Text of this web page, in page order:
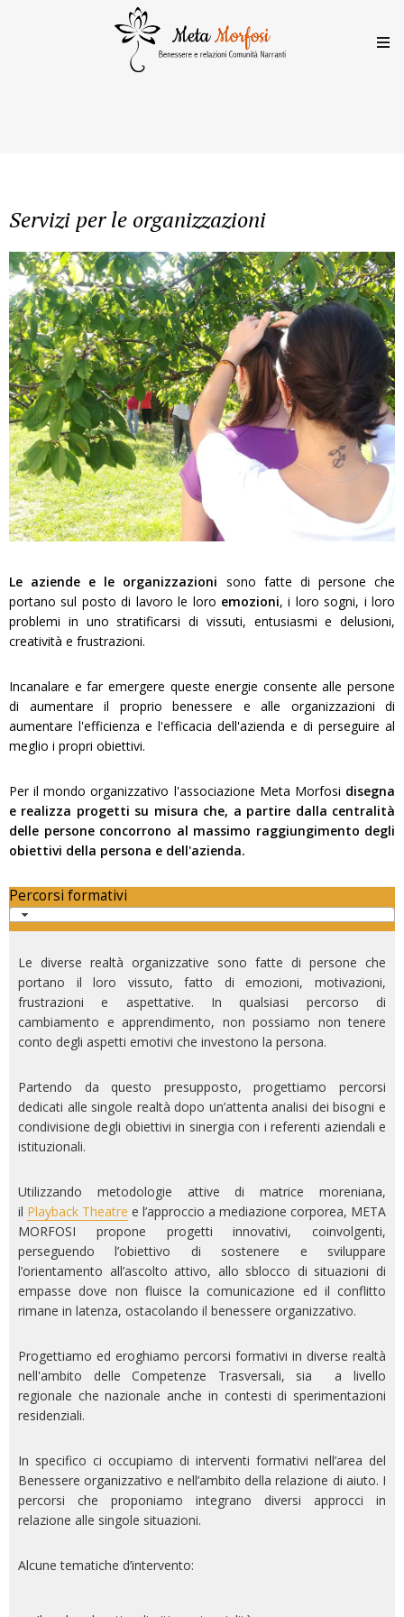
Servizi per le organizzazioni
Le aziende e le organizzazioni sono fatte di persone che
portano sul posto di lavoro le loro emozioni, i loro sogni, i loro
problemi in uno stratificarsi di vissuti, entusiasmi e delusioni,
creatività e frustrazioni.
Incanalare e far emergere queste energie consente alle persone
di aumentare il proprio benessere e alle organizzazioni di
aumentare l'efficienza e l'efficacia dell'azienda e di perseguire al
meglio i propri obiettivi.
Per il mondo organizzativo l'associazione Meta Morfosi disegna
e realizza progetti su misura che, a partire dalla centralità
delle persone concorrono al massimo raggiungimento degli
obiettivi della persona e dell'azienda.
Percorsi formativi
Le diverse realtà organizzative sono fatte di persone che
portano il loro vissuto, fatto di emozioni, motivazioni,
frustrazioni e aspettative. In qualsiasi percorso di
cambiamento e apprendimento, non possiamo non tenere
conto degli aspetti emotivi che investono la persona.
Partendo da questo presupposto, progettiamo percorsi
dedicati alle singole realtà dopo un’attenta analisi dei bisogni e
condivisione degli obiettivi in sinergia con i referenti aziendali e
istituzionali.
Utilizzando metodologie attive di matrice moreniana,
il Playback Theatre e l’approccio a mediazione corporea, META
MORFOSI propone progetti innovativi, coinvolgenti,
perseguendo l’obiettivo di sostenere e sviluppare
l’orientamento all’ascolto attivo, allo sblocco di situazioni di
empasse dove non fluisce la comunicazione ed il conflitto
rimane in latenza, ostacolando il benessere organizzativo.
Progettiamo ed eroghiamo percorsi formativi in diverse realtà
nell'ambito delle Competenze Trasversali, sia a livello
regionale che nazionale anche in contesti di sperimentazioni
residenziali.
In specifico ci occupiamo di interventi formativi nell’area del
Benessere organizzativo e nell’ambito della relazione di aiuto. I
percorsi che proponiamo integrano diversi approcci in
relazione alle singole situazioni.
Alcune tematiche d’intervento: